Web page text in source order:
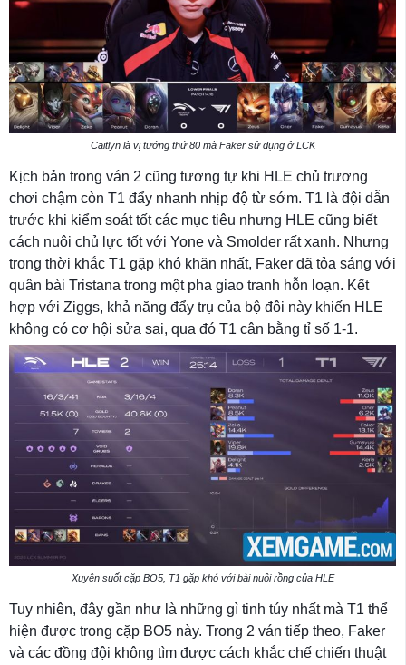
Caitlyn là vị tướng thứ 80 mà Faker sử dụng ở LCK
Kịch bản trong ván 2 cũng tương tự khi HLE chủ trương
chơi chậm còn T1 đẩy nhanh nhịp độ từ sớm. T1 là đội dẫn
trước khi kiểm soát tốt các mục tiêu nhưng HLE cũng biết
cách nuôi chủ lực tốt với Yone và Smolder rất xanh. Nhưng
trong thời khắc T1 gặp khó khăn nhất, Faker đã tỏa sáng với
quân bài Tristana trong một pha giao tranh hỗn loạn. Kết
hợp với Ziggs, khả năng đẩy trụ của bộ đôi này khiến HLE
không có cơ hội sửa sai, qua đó T1 cân bằng tỉ số 1-1.
Xuyên suốt cặp BO5, T1 gặp khó với bài nuôi rồng của HLE
Tuy nhiên, đây gần như là những gì tinh túy nhất mà T1 thể
hiện được trong cặp BO5 này. Trong 2 ván tiếp theo, Faker
và các đồng đội không tìm được cách khắc chế chiến thuật